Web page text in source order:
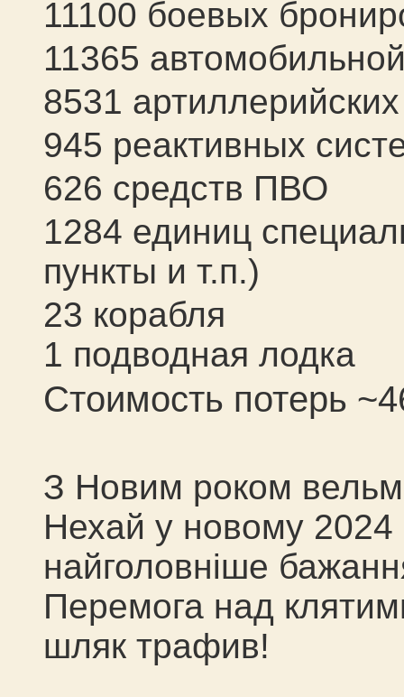
11100 боевых
11365
8531
945 реактивных
626 средств ПВО
1284 единиц
пункты и т.п.)
23 корабля
1 подводная лодка
Стоимость потерь
З Новим роком
Нехай у новому 2024
найголовніше
Перемога над
шляк трафив!